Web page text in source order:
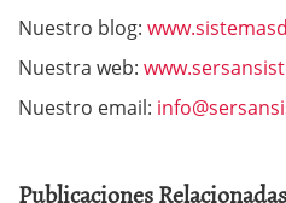
Nuestro blog:
Nuestra web:
Nuestro email:
Publicaciones